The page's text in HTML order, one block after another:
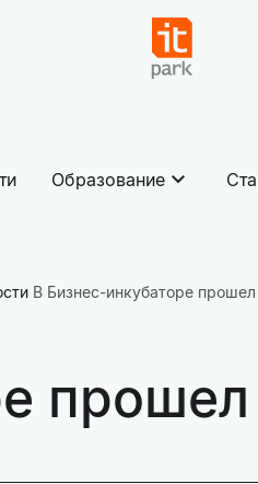
Образование
В Бизнес-инкубаторе